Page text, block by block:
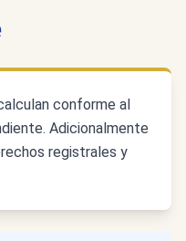
conforme al
Adicionalmente
registrales y